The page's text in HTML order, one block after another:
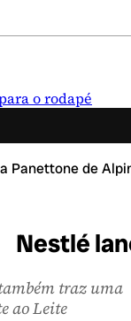
o rodapé
Panettone de
Nestlé
traz uma
ao Leite